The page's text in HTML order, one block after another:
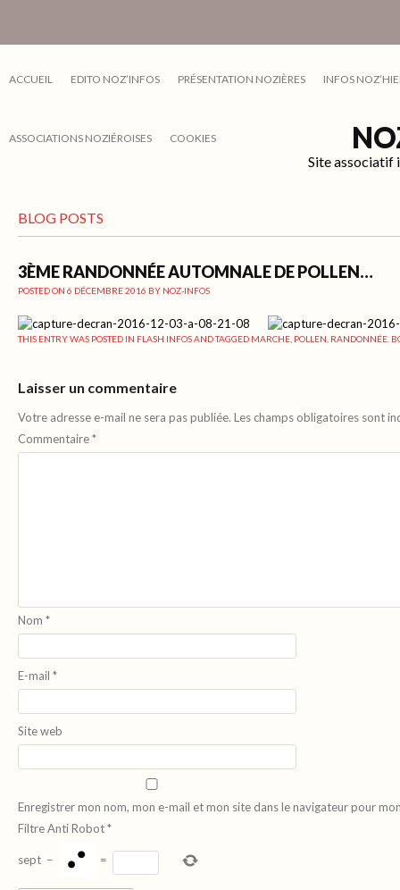
ACCUEIL EDITO NOZ’INFOS PRÉSENTATION NOZIÈRES INFOS
ASSOCIATIONS NOZIÉROISES COOKIES
Site associatif
BLOG POSTS
3ÈME RANDONNÉE AUTOMNALE DE POLLEN…
POSTED ON 6 DÉCEMBRE 2016 BY NOZ-INFOS
THIS ENTRY WAS POSTED IN FLASH INFOSAND TAGGED MARCHE POLLEN RANDONNÉE .
Laisser un commentaire
Votre adresse e-mail ne sera pas publiée. Les champs obligatoires sont
Commentaire*
Nom *
E-mail *
Site web
Enregistrer mon nom, mon e-mail et mon site dans le navigateur pour
Filtre Anti Robot*
sept − =